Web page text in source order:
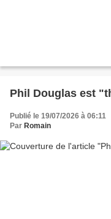
Phil Douglas est
Publié le 19/07/2026 à 06:11
Par Romain